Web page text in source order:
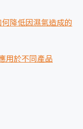
降低因濕氣造成的
用於不同產品